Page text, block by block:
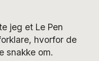
jeg et Le Pen
hvorfor de
snakke om.